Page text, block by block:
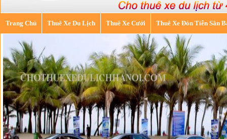
Trang Chủ Thuê Xe Du Lịch Thuê Xe Cưới Thuê Xe Đón Tiễn Sân